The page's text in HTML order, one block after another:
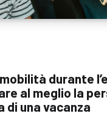
durante
al meglio la
di una vacanza